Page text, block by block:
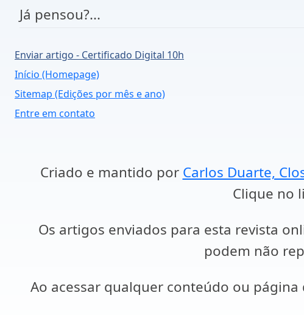
Já pensou?...
Enviar artigo - Certificado Digital 10h
Início (Homepage)
Sitemap (Edições por mês e ano)
Entre em contato
Criado e mantido por Carlos Duarte,
Clique no
Os artigos enviados para esta revista
podem não
Ao acessar qualquer conteúdo ou